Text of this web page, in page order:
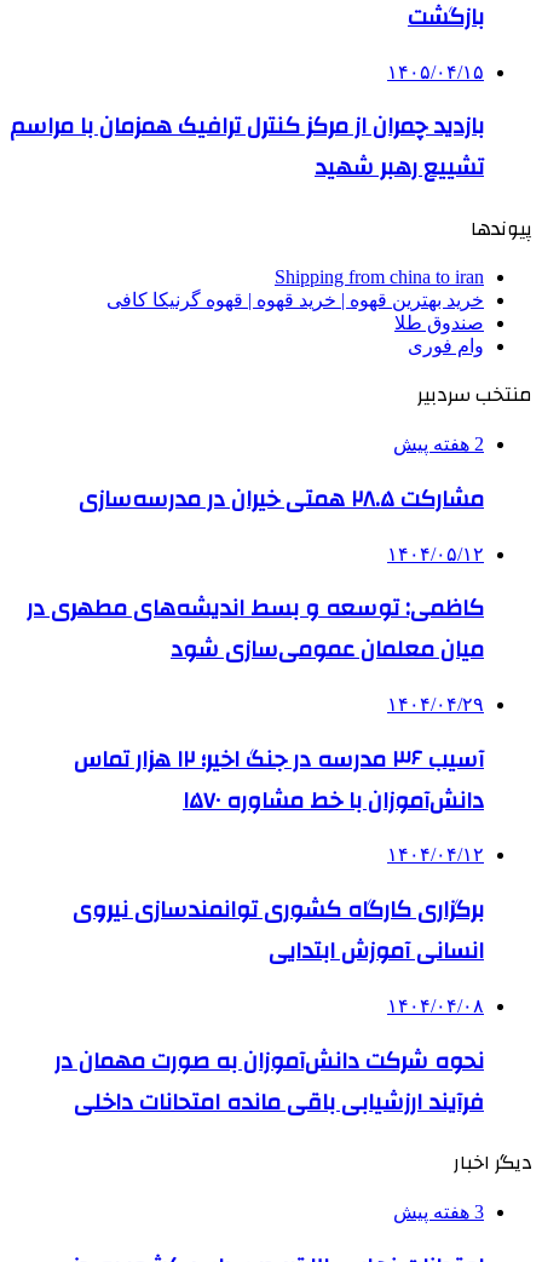
بازگشت
۱۴۰۵/۰۴/۱۵
بازدید چمران از مرکز کنترل ترافیک همزمان با مراسم
تشییع رهبر شهید
پیوندها
Shipping from china to iran
خرید بهترین قهوه | خرید قهوه | قهوه گرنیکا کافی
صندوق طلا
وام فوری
منتخب سردبیر
2 هفته پیش
مشارکت ۲۸.۵ همتی خیران در مدرسه‌سازی
۱۴۰۴/۰۵/۱۲
کاظمی: توسعه و بسط اندیشه‌های مطهری در
میان معلمان عمومی‌سازی شود
۱۴۰۴/۰۴/۲۹
آسیب ۳۶ مدرسه در جنگ اخیر؛ ۱۲ هزار تماس
دانش‌آموزان با خط مشاوره ۱۵۷۰
۱۴۰۴/۰۴/۱۲
برگزاری کارگاه کشوری توانمندسازی نیروی
انسانی آموزش ابتدایی
۱۴۰۴/۰۴/۰۸
نحوه شرکت دانش‌آموزان به صورت مهمان در
فرآیند ارزشیابی باقی مانده امتحانات داخلی
دیگر اخبار
3 هفته پیش